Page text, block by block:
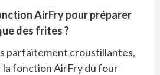
AirFry pour préparer
des frites ?
parfaitement croustillantes,
la fonction AirFry du four